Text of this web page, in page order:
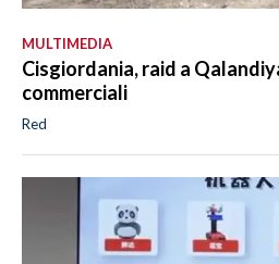
MULTIMEDIA
Cisgiordania, raid a
commerciali
Red